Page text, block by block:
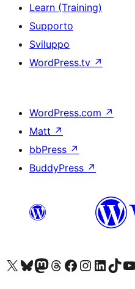
Learn (Training)
Supporto
Sviluppo
WordPress.tv ↗
WordPress.com ↗
Matt ↗
bbPress ↗
BuddyPress ↗
Visita il nostro account X (ex Twitter)
Visita il nostro account Bluesky
Visita il nostro account Mastodon
Visita il nostro account Threads
Visita la nostra pagina Facebook
Visita il nostro account
Visita il nostroVisita il nostro